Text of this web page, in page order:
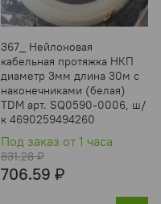
367_ Нейлоновая
кабельная протяжка НКП
диаметр 3мм длина 30м с
наконечниками (белая)
TDM арт. SQ0590-0006, ш/
к 4690259494260
Под заказ от 1 часа
831.28 ₽
706.59 ₽